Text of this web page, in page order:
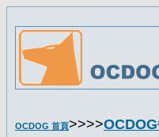
OCDOG 首頁>>>>